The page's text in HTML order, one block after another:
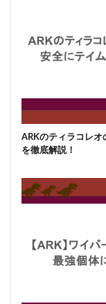
ARKのティラコレ
を徹底解説！